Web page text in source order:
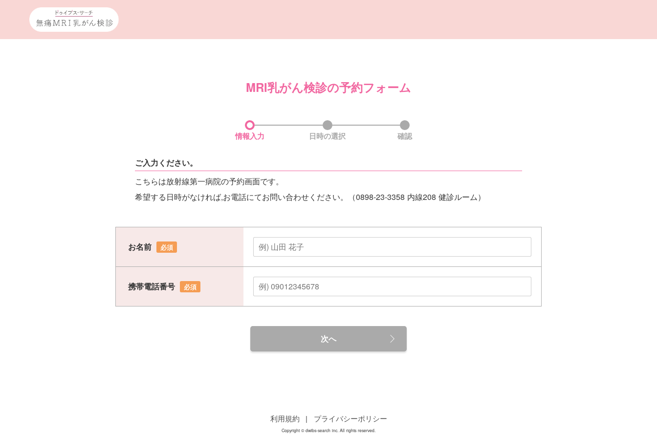
MRI乳がん検診の予約フォーム
情報入力 日時の選択 確認
ご入力ください。
こちらは放射線第一病院の予約画面です。
希望する日時がなければ,お電話にてお問い合わせください。（0898-23-3358 内線208 健診ルーム）
お名前 必須
携帯電話番号 必須
次へ
利用規約 | プライバシーポリシー
Copyright © dwibs-search inc. All rights reserved.